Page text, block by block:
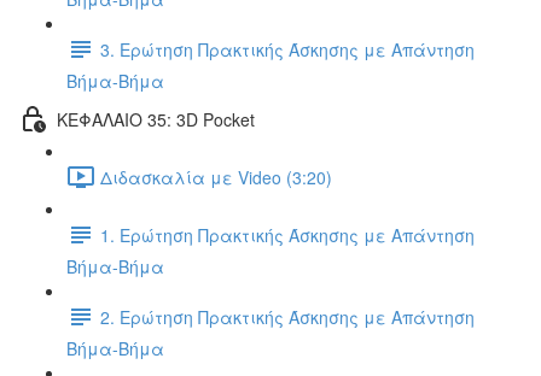
3. Ερώτηση Πρακτικής Άσκησης με Απάντηση
Βήμα-Βήμα
ΚΕΦΑΛΑΙΟ 35: 3D Pocket
Διδασκαλία με Video (3:20)
1. Ερώτηση Πρακτικής Άσκησης με Απάντηση
Βήμα-Βήμα
2. Ερώτηση Πρακτικής Άσκησης με Απάντηση
Βήμα-Βήμα